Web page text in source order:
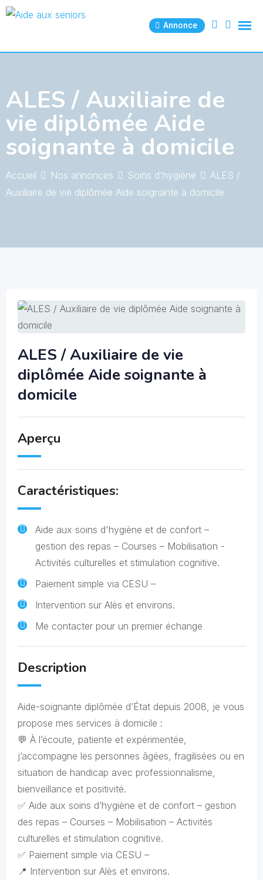
Skip
Annonce
ALES / Auxiliaire de
vie diplômée Aide
soignante à domicile
Accueil Nos annonces Soins d'hygiène
ALES /
Auxiliaire de vie diplômée Aide soignante à domicile
ALES / Auxiliaire de vie
diplômée Aide soignante à
domicile
Aperçu
Caractéristiques:
Aide aux soins d'hygiène et de confort –
gestion des repas – Courses – Mobilisation -
Activités culturelles et stimulation cognitive.
Paiement simple via CESU –
Intervention sur Alès et environs.
Me contacter pour un premier échange
Description
Aide-soignante diplômée d’État depuis 2008, je vous
propose mes services à domicile :
💬 À l’écoute, patiente et expérimentée,
j’accompagne les personnes âgées, fragilisées ou en
situation de handicap avec professionnalisme,
bienveillance et positivité.
✅ Aide aux soins d’hygiène et de confort – gestion
des repas – Courses – Mobilisation – Activités
culturelles et stimulation cognitive.
✅ Paiement simple via CESU –
📍 Intervention sur Alès et environs.